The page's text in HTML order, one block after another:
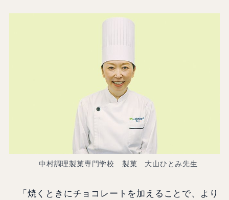
中村調理製菓専門学校 製菓 大山ひとみ先生
「焼くときにチョコレートを加えることで、より